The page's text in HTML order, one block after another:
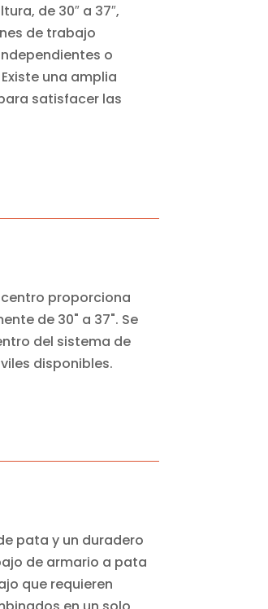
de 30″ a 37″,
de trabajo
o
una amplia
satisfacer las
proporciona
de 30" a 37". Se
del sistema de
disponibles.
pata y un duradero
de armario a pata
que requieren